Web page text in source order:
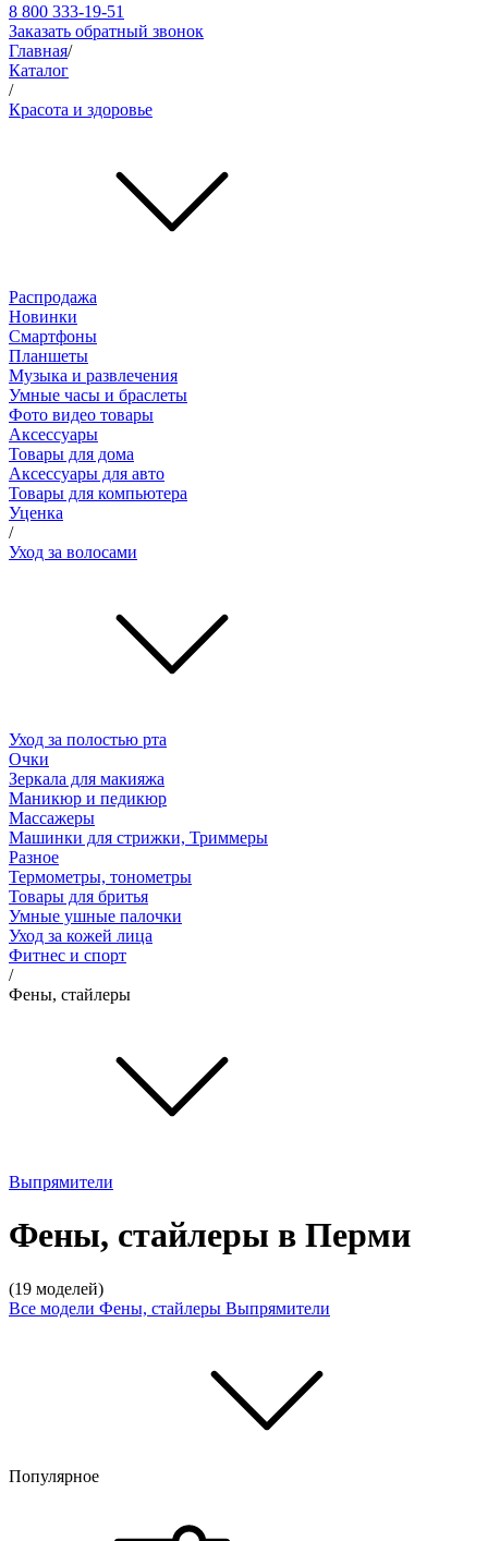
8 800 333-19-51
Заказать обратный звонок
Главная/
Каталог
/
Красота и здоровье
Распродажа
Новинки
Смартфоны
Планшеты
Музыка и развлечения
Умные часы и браслеты
Фото видео товары
Аксессуары
Товары для дома
Аксессуары для авто
Товары для компьютера
Уценка
/
Уход за волосами
Уход за полостью рта
Очки
Зеркала для макияжа
Маникюр и педикюр
Массажеры
Машинки для стрижки, Триммеры
Разное
Термометры, тонометры
Товары для бритья
Умные ушные палочки
Уход за кожей лица
Фитнес и спорт
/
Фены, стайлеры
Выпрямители
Фены, стайлеры в Перми
(19 моделей)
Все модели Фены, стайлеры Выпрямители
Популярное